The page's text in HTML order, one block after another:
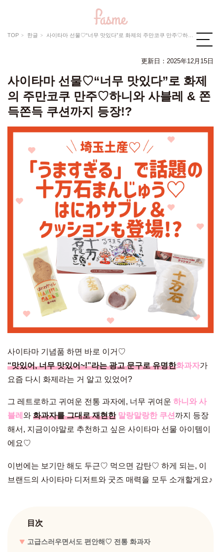
TOP 한글 사이타마 선물♡“너무 맛있다”로 화제의 주만코쿠 만주♡하니와 사블레 & 쫀득쫀득 쿠션까지 등장!?
更新日：2025年12月15日
사이타마 선물♡“너무 맛있다”로 화제
의 주만코쿠 만주♡하니와 사블레 & 쫀
득쫀득 쿠션까지 등장!?
사이타마 기념품 하면 바로 이거♡
“맛있어, 너무 맛있어~!”라는 광고 문구로 유명한화과자가
요즘 다시 화제라는 거 알고 있었어?
그 레트로하고 귀여운 전통 과자에, 너무 귀여운 하니와 사
블레 와 화과자를 그대로 재현한 말랑말랑한 쿠션 까지 등장
해서, 지금이야말로 추천하고 싶은 사이타마 선물 아이템이
에요♡
이번에는 보기만 해도 두근♡ 먹으면 감탄♡ 하게 되는, 이
브랜드의 사이타마 디저트와 굿즈 매력을 모두 소개할게요♪
目次
고급스러우면서도 편안해♡ 전통 화과자